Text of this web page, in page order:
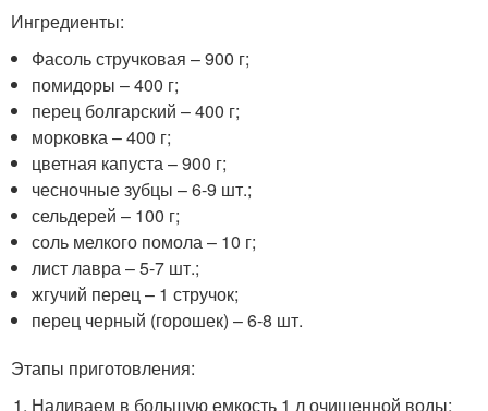
Ингредиенты:
Фасоль стручковая – 900 г;
помидоры – 400 г;
перец болгарский – 400 г;
морковка – 400 г;
цветная капуста – 900 г;
чесночные зубцы – 6-9 шт.;
сельдерей – 100 г;
соль мелкого помола – 10 г;
лист лавра – 5-7 шт.;
жгучий перец – 1 стручок;
перец черный (горошек) – 6-8 шт.
Этапы приготовления:
Наливаем в большую емкость 1 л очищенной воды;